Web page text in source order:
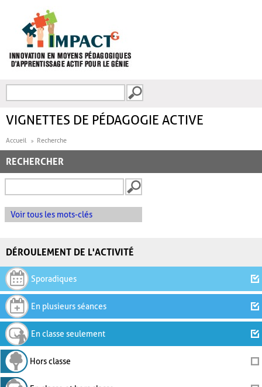
FORMULAIRE DE
VIGNETTES DE PÉDAGOGIE ACTIVE
Accueil Recherche
RECHERCHER
Voir tous les mots-clés
DÉROULEMENT DE L'ACTIVITÉ
Sporadiques
En plusieurs séances
En classe seulement
Hors classe